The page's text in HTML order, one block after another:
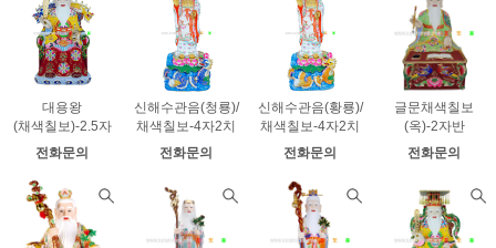
대용왕
(채색칠보)-2.5자
전화문의
신해수관음(청룡)/
채색칠보-4자2치
전화문의
신해수관음(황룡)/
채색칠보-4자2치
전화문의
글문채색칠보
(옥)-2자반
전화문의